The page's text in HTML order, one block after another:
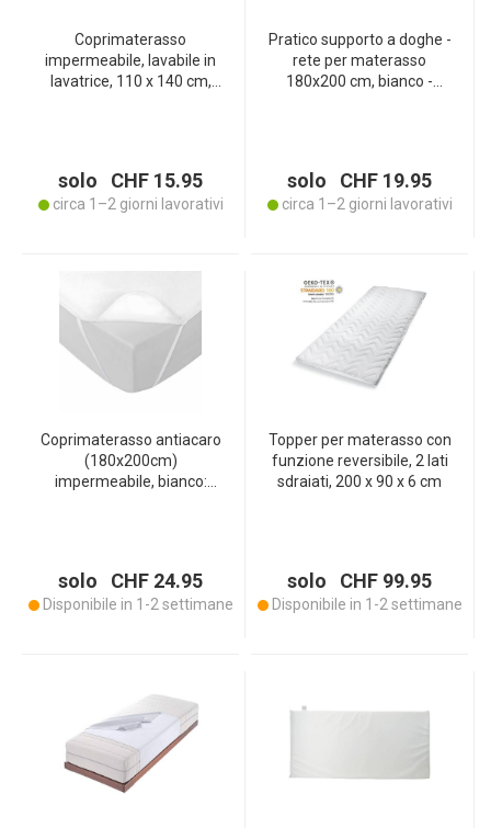
Coprimaterasso
impermeabile, lavabile in
lavatrice, 110 x 140 cm,
solo CHF 15.95
circa 1–2 giorni lavorativi
Pratico supporto a doghe -
rete per materasso
180x200 cm, bianco -
solo CHF 19.95
circa 1–2 giorni lavorativi
Coprimaterasso antiacaro
(180x200cm)
impermeabile, bianco:
solo CHF 24.95
Disponibile in 1-2 settimane
Topper per materasso con
funzione reversibile, 2 lati
sdraiati, 200 x 90 x 6 cm
solo CHF 99.95
Disponibile in 1-2 settimane